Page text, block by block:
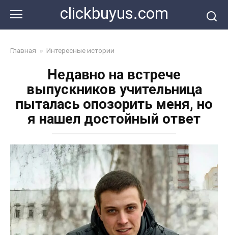
контенту
clickbuyus.com
Главная » Интересные истории
Недавно на встрече
выпускников учительница
пыталась опозорить меня, но
я нашел достойный ответ